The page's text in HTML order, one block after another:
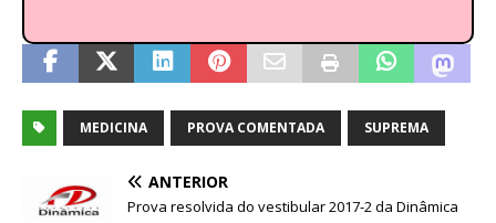
MEDICINA PROVA COMENTADA SUPREMA
ANTERIOR
Prova resolvida do vestibular 2017-2 da Dinâmica